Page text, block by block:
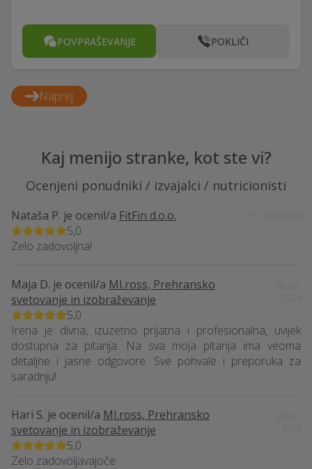
POVPRAŠEVANJE POKLIČI
Naprej
Kaj menijo stranke, kot ste vi?
Ocenjeni ponudniki / izvajalci / nutricionisti
Nataša P. je ocenil/a FitFin d.o.o.
5,0
Zelo zadovoljna!
Maja D. je ocenil/a MI.ross, Prehransko
svetovanje in izobraževanje
5,0
Irena je divna, izuzetno prijatna i profesionalna, uvijek
dostupna za pitanja. Na sva moja pitanja ima veoma
detaljne i jasne odgovore. Sve pohvale i preporuka za
saradnju!
Hari S. je ocenil/a MI.ross, Prehransko
svetovanje in izobraževanje
5,0
Zelo zadovoljavajoče